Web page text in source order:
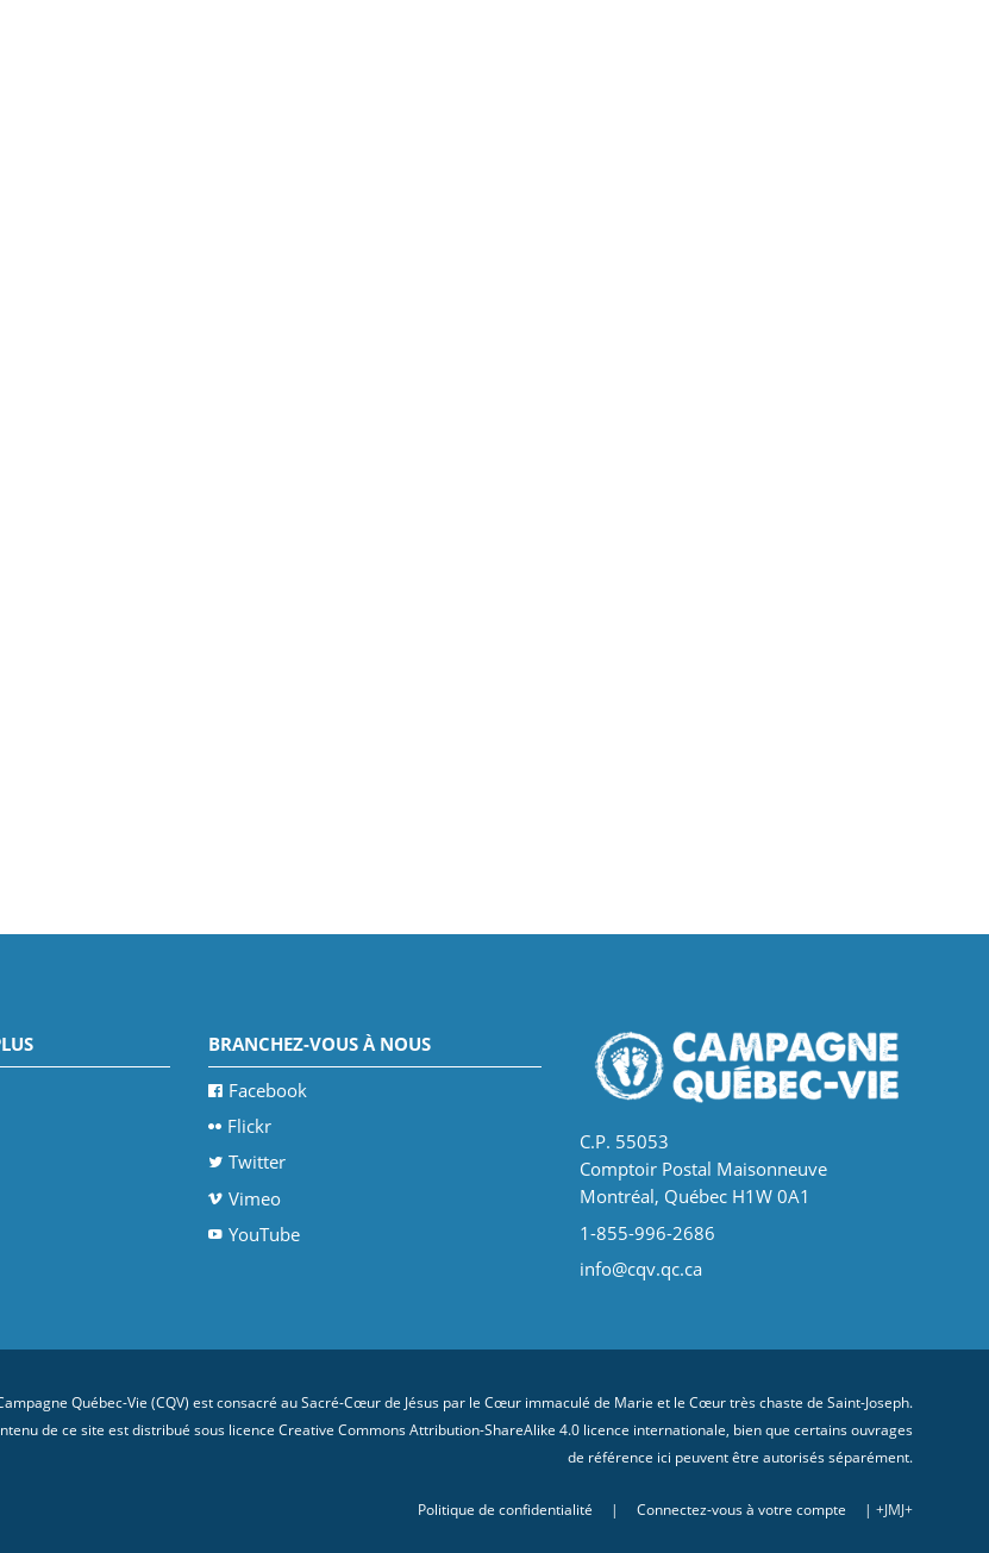
BRANCHEZ-VOUS À NOUS
Facebook
Flickr
Twitter
Vimeo
YouTube
C.P. 55053
Comptoir Postal Maisonneuve
Montréal, Québec H1W 0A1
1-855-996-2686
info@cqv.qc.ca
Québec-Vie (CQV) est consacré au Sacré-Cœur de Jésus par le Cœur immaculé de Marie et le Cœur très chaste de Saint-Joseph.
de ce site est distribué sous licenceCreative Commons Attribution-ShareAlike 4.0 licence internationale, bien que certains ouvrages
de référence ici peuvent être autorisés séparément.
Politique de confidentialité | Connectez-vous à votre compte | +JMJ+